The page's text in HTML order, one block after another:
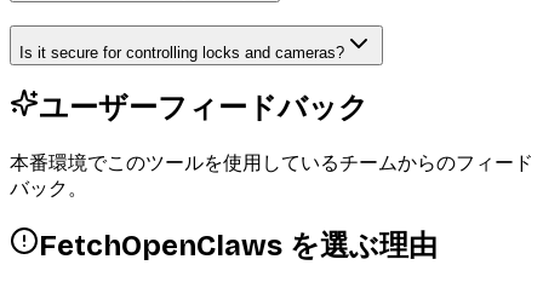
Is it secure for controlling locks and cameras?
ユーザーフィードバック
本番環境でこのツールを使用しているチームからのフィード
バック。
FetchOpenClaws を選ぶ理由